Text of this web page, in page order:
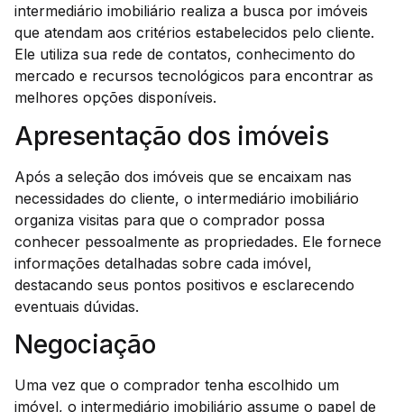
intermediário imobiliário realiza a busca por imóveis
que atendam aos critérios estabelecidos pelo cliente.
Ele utiliza sua rede de contatos, conhecimento do
mercado e recursos tecnológicos para encontrar as
melhores opções disponíveis.
Apresentação dos imóveis
Após a seleção dos imóveis que se encaixam nas
necessidades do cliente, o intermediário imobiliário
organiza visitas para que o comprador possa
conhecer pessoalmente as propriedades. Ele fornece
informações detalhadas sobre cada imóvel,
destacando seus pontos positivos e esclarecendo
eventuais dúvidas.
Negociação
Uma vez que o comprador tenha escolhido um
imóvel, o intermediário imobiliário assume o papel de